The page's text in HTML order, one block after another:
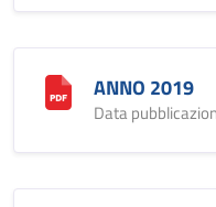
ANNO 2019
Data